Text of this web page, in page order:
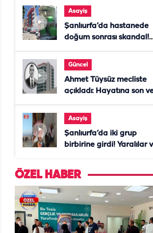
Asayiş
Şanlıurfa’da hastanede
doğum sonrası skandal!
Güncel
Ahmet Tüysüz mecliste
açıkladı: Hayatına son
ölmezdim" notunu bıraktı
Asayiş
Şanlıurfa’da iki grup
birbirine girdi! Yaralılar
ÖZEL HABER